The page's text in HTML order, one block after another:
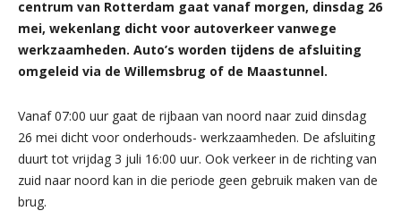
centrum van Rotterdam gaat vanaf morgen, dinsdag 26
mei, wekenlang dicht voor autoverkeer vanwege
werkzaamheden. Auto’s worden tijdens de afsluiting
omgeleid via de Willemsbrug of de Maastunnel.
Vanaf 07:00 uur gaat de rijbaan van noord naar zuid dinsdag
26 mei dicht voor onderhouds- werkzaamheden. De afsluiting
duurt tot vrijdag 3 juli 16:00 uur. Ook verkeer in de richting van
zuid naar noord kan in die periode geen gebruik maken van de
brug.